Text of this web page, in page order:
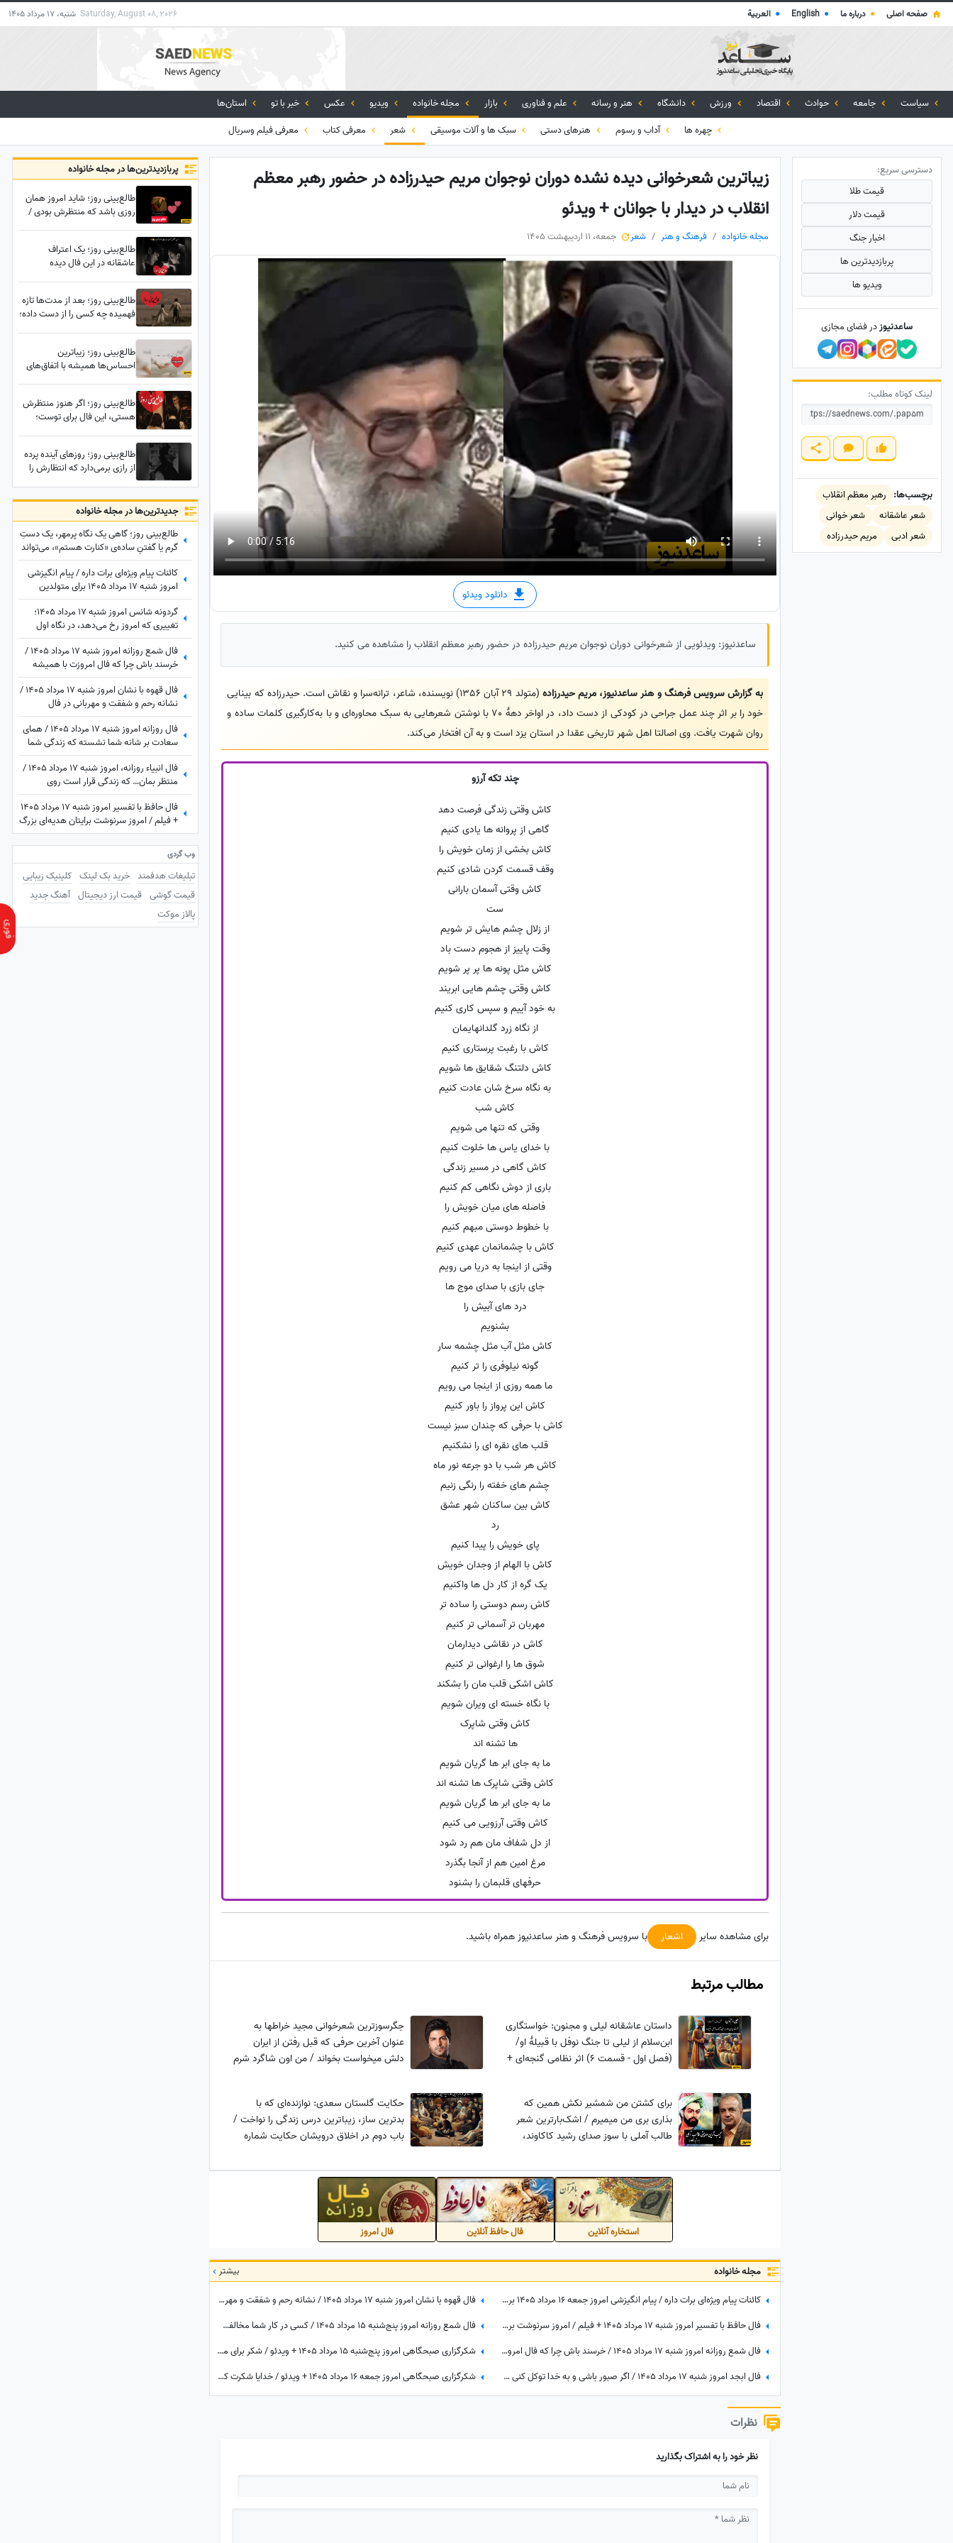
صفحه اصلی ● درباره ما ●
English
● العربية Saturday, August 08, 2026 شنبه، 17 مرداد 1405
سیاست جامعه حوادث اقتصاد ورزش دانشگاه هنر و رسانه علم و فناوری بازار مجله خانواده ویدیو عکس خبر با تو
استان‌ها
چهره ها
آداب و رسوم هنرهای دستی سبک ها و آلات موسیقی شعر معرفی کتاب معرفی فیلم وسریال
زیباترین شعرخوانی دیده نشده دوران نوجوان مریم حیدرزاده در حضور رهبر معظم
انقلاب در دیدار با جوانان + ویدئو
مجله خانواده فرهنگ و هنر شعر جمعه، 11 اردیبهشت 1405
دانلود ویدئو
ساعدنیوز: ویدئویی از شعرخوانی دوران نوجوان مریم حیدرزاده در حضور رهبر معظم انقلاب را مشاهده می کنید.
به گزارش سرویس فرهنگ و هنر ساعدنیوز، مریم حیدرزاده
(متولد 29 آبان 1356) نویسنده، شاعر، ترانه‌سرا و نقاش است. حیدرزاده که بینایی
خود را بر اثر چند عمل جراحی در کودکی از دست داد، در اواخر دههٔ 70 با نوشتن شعرهایی به سبک محاوره‌ای و با به‌کارگیری کلمات ساده و
روان شهرت یافت. وی اصالتا اهل شهر تاریخی عقدا در استان یزد است و به آن افتخار می‌کند.
چند تکه آرزو
کاش وقتی زندگی فرصت دهد
گاهی از پروانه ها یادی کنیم
کاش بخشی از زمان خویش را
وقف قسمت کردن شادی کنیم
کاش وقتی آسمان بارانی
ست
از زلال چشم هایش تر شویم
وقت پاییز از هجوم دست باد
کاش مثل پونه ها پر پر شویم
کاش وقتی چشم هایی ابریند
به خود آییم و سپس کاری کنیم
از نگاه زرد گلدانهایمان
کاش با رغبت پرستاری کنیم
کاش دلتنگ شقایق ها شویم
به نگاه سرخ شان عادت کنیم
کاش شب
وقتی که تنها می شویم
با خدای یاس ها خلوت کنیم
کاش گاهی در مسیر زندگی
باری از دوش نگاهی کم کنیم
فاصله های میان خویش را
با خطوط دوستی مبهم کنیم
کاش با چشمانمان عهدی کنیم
وقتی از اینجا به دریا می رویم
جای بازی با صدای موج ها
درد های آبیش را
بشنویم
کاش مثل آب مثل چشمه سار
گونه نیلوفری را تر کنیم
ما همه روزی از اینجا می رویم
کاش این پرواز را باور کنیم
کاش با حرفی که چندان سبز نیست
قلب های نقره ای را نشکنیم
کاش هر شب با دو جرعه نور ماه
چشم های خفته را رنگی زنیم
کاش بین ساکنان شهر عشق
رد
پای خویش را پیدا کنیم
کاش با الهام از وجدان خویش
یک گره از کار دل ها واکنیم
کاش رسم دوستی را ساده تر
مهربان تر آسمانی تر کنیم
کاش در نقاشی دیدارمان
شوق ها را ارغوانی تر کنیم
کاش اشکی قلب مان را بشکند
با نگاه خسته ای ویران شویم
کاش وقتی شاپرک
ها تشنه اند
ما به جای ابر ها گریان شویم
کاش وقتی شاپرک ها تشنه اند
ما به جای ابر ها گریان شویم
کاش وقتی آرزویی می کنیم
از دل شفاف مان هم رد شود
مرغ امین هم از آنجا بگذرد
حرفهای قلبمان را بشنود
برای مشاهده سایر اشعار با سرویس فرهنگ و هنر ساعدنیوز همراه باشید.
مطالب مرتبط
داستان عاشقانه لیلی و مجنون: خواستگاری
ابن‌سلام از لیلی تا جنگ نوفل با قبیلهٔ او/
(فصل اول - قسمت 6) اثر نظامی گنجه‌ای +
جگرسوزترین شعرخوانی مجید خراطها به
عنوان آخرین حرفی که قبل رفتن از ایران
دلش میخواست بخواند / من اون شاگرد شرم
برای کشتن من شمشیر نکش همین که
بذاری بری من میمیرم / اشک‌بارترین شعر
طالب آملی با سوز صدای رشید کاکاوند،
خون می‌کنه
حکایت گلستان سعدی: نوازنده‌ای که با
بدترین ساز، زیباترین درس زندگی را نواخت /
باب دوم در اخلاق درویشان حکایت شماره
استخاره آنلاین فال حافظ آنلاین فال امروز
مجله خانواده بیشتر
کائنات پیام ویژه‌ای برات داره / پیام انگیزشی امروز جمعه 16 مرداد 1405 برای متولدین فروردین تا اسفند: امروز زمان درخشیدن توست + ویدئو
فال قهوه با نشان امروز شنبه 17 مرداد 1405 / نشانه رحم و شفقت و مهربانی در فال شماست، غافل نشوید؛ از دوستان ناباب بپرهیزید
فال حافظ با تفسیر امروز شنبه 17 مرداد 1405 + فیلم / امروز سرنوشت برایتان هدیه‌ای بزرگ کنار گذاشته؛ شادی و موفقیت خیلی زود درِ خانه‌تان را می‌زنند!
فال شمع روزانه امروز پنج‌شنبه 15 مرداد 1405 / کسی در کار شما مخالفت می کند، اما ...
فال شمع روزانه امروز شنبه 17 مرداد 1405 / خرسند باش چرا که فال امروزت با همیشه فرق داره، تغییر بزرگی در راهه، ثروت، عشق یا سفر
شکرگزاری صبحگاهی امروز پنج‌شنبه 15 مرداد 1405 + ویدئو / شکر برای معجزه‌هایی که دیدم، برای نعمت‌هایی که هنوز ندیده‌ام، و برای آرزوهایی که همین حالا در مسیر رسیدن به من هستند
فال ابجد امروز شنبه 17 مرداد 1405 / اگر صبور باشی و به خدا توکل کنی به مرادت خواهی رسید
شکرگزاری صبحگاهی امروز جمعه 16 مرداد 1405 + ویدئو / خدایا شکرت که حتی قبل از رسیدن آرزوهایم، آرامشِ ایمان به اجابت را در دلم قرار دادی
نظرات
نظر خود را به اشتراک بگذارید
پربازدید‌ترین‌ها در مجله خانواده
طالع‌بینی روز؛ شاید امروز همان
روزی باشد که منتظرش بودی /
طالع‌بینی روز؛ یک اعتراف
عاشقانه در این فال دیده
گفتنش پیدا نکرده...
طالع‌بینی روز؛ بعد از مدت‌ها تازه
فهمیده چه کسی را از دست داده؛
چهارشنبه 7 مرداد 1405
طالع‌بینی روز؛ زیباترین
احساس‌ها همیشه با اتفاق‌های
یک روز معمولی را به خاطره‌ای
خاص تبدیل کند / پنج‌شنبه 15
مرداد 1405
طالع‌بینی روز؛ اگر هنوز منتظرش
هستی، این فال برای توست؛
کرده
طالع‌بینی روز؛ روزهای آینده پرده
از رازی برمی‌دارد که انتظارش را
راه است؛ این بار همه‌چیز متفاوت
خواهد بود
جدید‌ترین‌ها در مجله خانواده
طالع‌بینی روز؛ گاهی یک نگاه پرمهر، یک دستِ
گرم یا گفتنِ ساده‌ی «کنارت هستم»، می‌تواند
قلبی را برای همیشه آرام کند ... / شنبه 17
مرداد 1405
کائنات پیام ویژه‌ای برات داره / پیام انگیزشی
امروز شنبه 17 مرداد 1405 برای متولدین
فروردین تا اسفند: امروز با حفظ تمرکز و
پشتکار، یک گام دیگر به خواسته‌هایتان نزدیک
می‌شوید + ویدئو
گردونه شانس امروز شنبه 17 مرداد 1405؛
تغییری که امروز رخ می‌دهد، در نگاه اول
غیرمنتظره است اما ...
فال شمع روزانه امروز شنبه 17 مرداد 1405 /
خرسند باش چرا که فال امروزت با همیشه
فرق داره، تغییر بزرگی در راهه، ثروت، عشق یا
سفر
فال قهوه با نشان امروز شنبه 17 مرداد 1405 /
نشانه رحم و شفقت و مهربانی در فال
شماست، غافل نشوید؛ از دوستان ناباب
بپرهیزید
فال روزانه امروز شنبه 17 مرداد 1405 / همای
سعادت بر شانه شما نشسته که زندگی شما
در آستانه تغییر بزرگ است — فال امروز را از
دست ندهید!
فال انبیاء روزانه، امروز شنبه 17 مرداد 1405 /
منتظر بمان… که زندگی قرار است روی
مهربانش را به تو نشان دهد. خبرهای خوش،
در راه‌اند
فال حافظ با تفسیر امروز شنبه 17 مرداد 1405
+ فیلم / امروز سرنوشت برایتان هدیه‌ای بزرگ
کنار گذاشته؛ شادی و موفقیت خیلی زود درِ
خانه‌تان را می‌زنند!وب گردی
تبلیغات هدفمند خرید بک لینک کلینیک زیبایی
قیمت گوشی قیمت ارز دیجیتال آهنگ جدید
پالاز موکت
دسترسی سریع:
قیمت طلا
قیمت دلار
اخبار جنگ
پربازدید‌ترین ها
ویدیو ها
ساعدنیوزدر فضای مجازی
لینک کوتاه مطلب:
برچسب‌ها: رهبر معظم انقلاب
شعر عاشقانه
شعر خوانی
شعر ادبی
مریم حیدرزاده